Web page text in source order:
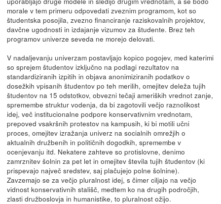
morale v tem primeru odpovedati zveznim programom, kot so
študentska posojila, zvezno financiranje raziskovalnih projektov,
davčne ugodnosti in izdajanje vizumov za študente. Brez teh
programov univerze seveda ne morejo delovati.
V nadaljevanju univerzam postavljajo kopico pogojev, med katerimi
so sprejem študentov izključno na podlagi rezultatov na
standardiziranih izpitih in objava anonimiziranih podatkov o
dosežkih vpisanih študentov po teh merilih, omejitev deleža tujih
študentov na 15 odstotkov, obvezni tečaji ameriških vrednot zanje,
spremembe struktur vodenja, da bi zagotovili večjo raznolikost
idej, več institucionalne podpore konservativnim vrednotam,
prepoved vsakršnih protestov na kampusih, ki bi motili učni
proces, omejitev izražanja univerz na socialnih omrežjih o
aktualnih družbenih in političnih dogodkih, spremembe v
ocenjevanju itd. Nekatere zahteve so protislovne, denimo
zamrznitev šolnin za pet let in omejitev števila tujih študentov (ki
prispevajo največ sredstev, saj plačujejo polne šolnine).
Zavzemajo se za večjo pluralnost idej, s čimer ciljajo na večjo
vidnost konservativnih stališč, medtem ko na drugih področjih,
zlasti družboslovja in humanistike, to pluralnost ožijo.